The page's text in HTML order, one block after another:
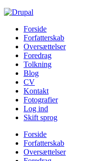
Forside
Forfatterskab
Oversættelser
Foredrag
Tolkning
Blog
CV
Kontakt
Fotografier
Log ind
Skift sprog
Forside
Forfatterskab
Oversættelser